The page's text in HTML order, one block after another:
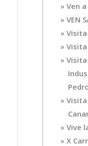
Ven
VEN
Vive
X